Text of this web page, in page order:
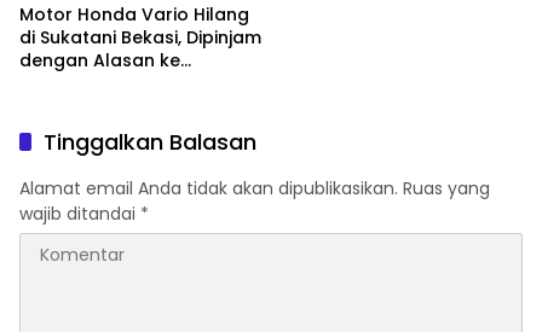
Motor Honda Vario Hilang
di Sukatani Bekasi, Dipinjam
dengan Alasan ke
Tinggalkan Balasan
Alamat email Anda tidak akan dipublikasikan. Ruas yang
wajib ditandai *